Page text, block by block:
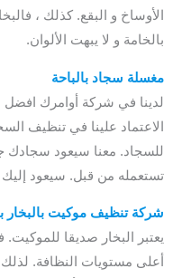
الأوساخ و البقع. كذلك ،
بالخامة و لا يبهت الألوان.
مغسلة سجاد بالباحة
لدينا في شركة أوامرك افضل
الاعتماد علينا في تنظيف
للسجاد. معنا سيعود سجادك
تستعمله من قبل. سيعود إليك
شركة تنظيف موكيت بالبخار
يعتبر البخار صديقا
أعلى مستويات النظافة.